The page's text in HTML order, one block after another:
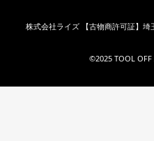
株式会社ライズ 【古物商許可証】
©︎2025 TOOL